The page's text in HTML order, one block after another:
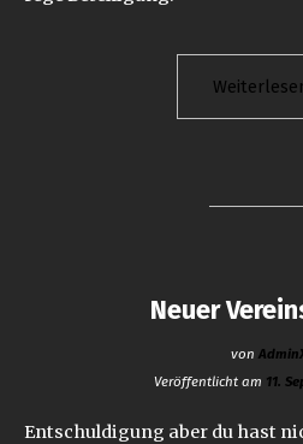
Neuer
von
Veröffentlicht am 11.
Entschuldigung aber du hast